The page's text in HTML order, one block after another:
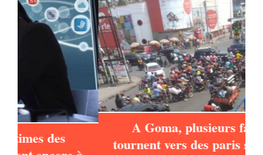
A Goma, plusieurs familles se
tournent vers des paris sportifs pour